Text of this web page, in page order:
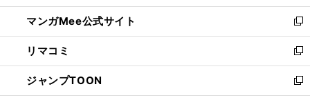
開
く
ン
ド
ウ
で
開
く
ウ
ィ
ン
ド
ウ
で
開
し
い
ウ
ィ
ン
ド
ウ
マンガMee公式サイト
新
し
い
ウ
ィ
ン
リマコミ
新
し
い
ウ
ジャンプTOON
新
し